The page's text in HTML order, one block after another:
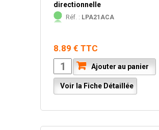
directionnelle
Réf. : LPA21ACA
8.89 € TTC
Ajouter au panier
Voir la Fiche Détaillée